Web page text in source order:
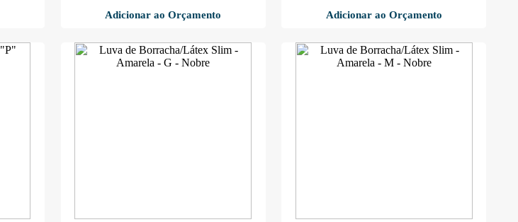
Adicionar ao Orçamento Adicionar ao Orçamento